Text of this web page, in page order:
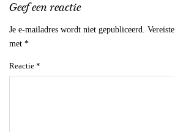
Geef een reactie
Je e-mailadres wordt niet gepubliceerd.
met *
Reactie *